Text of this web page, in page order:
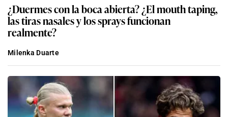
¿Duermes con la boca abierta? ¿El mouth taping,
las tiras nasales y los sprays funcionan
realmente?
Milenka Duarte